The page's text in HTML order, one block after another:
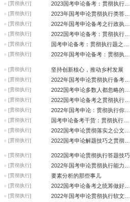
[贯彻执行]
[贯彻执行]
[贯彻执行]
[贯彻执行]
[贯彻执行]
[贯彻执行]
[贯彻执行] 坚持创新核心，推动乡村发展
[贯彻执行]
[贯彻执行]
[贯彻执行]
[贯彻执行]
[贯彻执行]
[贯彻执行]
[贯彻执行]
[贯彻执行] 2022国考申论贯彻执行答题技巧
[贯彻执行]
[贯彻执行] 要素分析的那些事儿
[贯彻执行]
[贯彻执行]